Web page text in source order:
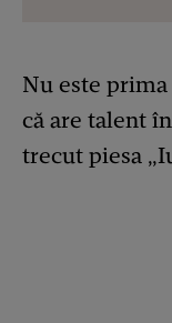
Nu este prima
că are talent
trecut piesa